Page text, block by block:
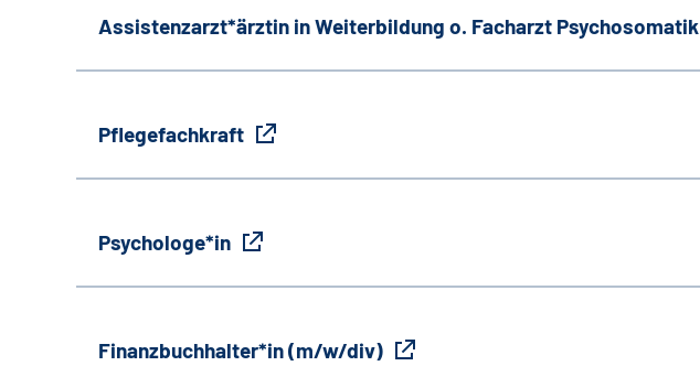
Assistenzarzt*ärztin in Weiterbildung o. Facharzt Psychosomatik
Pflegefachkraft
Psychologe*in
Finanzbuchhalter*in (m/w/div)